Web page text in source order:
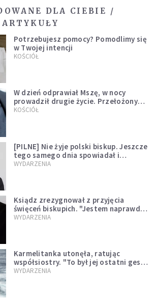
DLA CIEBIE /
ARTYKUŁY
Potrzebujesz pomocy? Pomodlimy się
w Twojej intencji
KOŚCIÓŁ
W dzień odprawiał Mszę, w nocy
prowadził drugie życie. Przełożony
kazał mu opuścić zakon
KOŚCIÓŁ
[PILNE] Nie żyje polski biskup. Jeszcze
tego samego dnia spowiadał i
sprawował Mszę świętą
WYDARZENIA
Ksiądz zrezygnował z przyjęcia
święceń biskupich. "Jestem naprawdę
niegodny"
WYDARZENIA
Karmelitanka utonęła, ratując
współsiostry. "To był jej ostatni gest
miłości"
WYDARZENIA